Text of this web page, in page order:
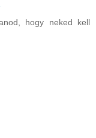
hogy neked kell